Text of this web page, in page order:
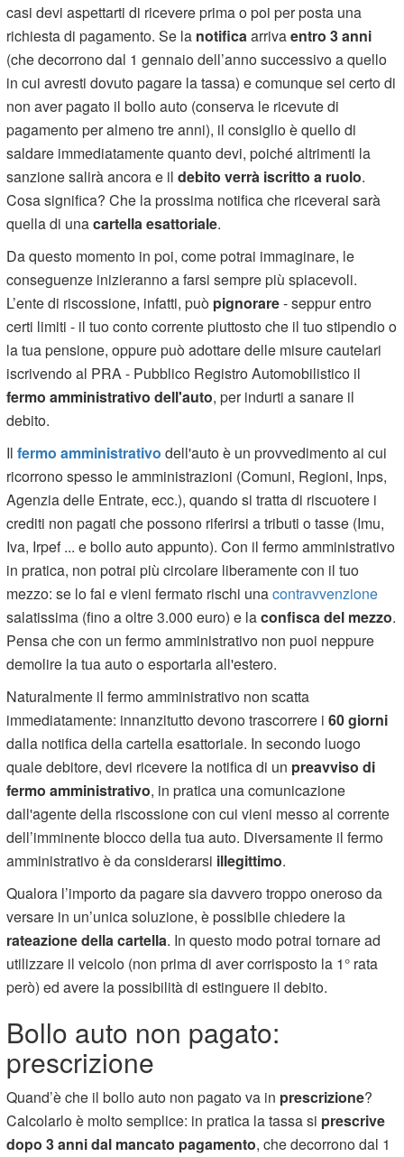
casi devi aspettarti di ricevere prima o poi per posta una
richiesta di pagamento. Se la notifica arrivaentro 3 anni
(che decorrono dal 1 gennaio dell’anno successivo a quello
in cui avresti dovuto pagare la tassa) e comunque sei certo di
non aver pagato il bollo auto (conserva le ricevute di
pagamento per almeno tre anni), il consiglio è quello di
saldare immediatamente quanto devi, poiché altrimenti la
sanzione salirà ancora e ildebito verrà iscritto a ruolo.
Cosa significa? Che la prossima notifica che riceverai sarà
quella di unacartella esattoriale.
Da questo momento in poi, come potrai immaginare, le
conseguenze inizieranno a farsi sempre più spiacevoli.
L’ente di riscossione, infatti, può pignorare- seppur entro
certi limiti - il tuo conto corrente piuttosto che il tuo stipendio o
la tua pensione, oppure può adottare delle misure cautelari
iscrivendo al PRA - Pubblico Registro Automobilistico il
fermo amministrativo dell'auto, per indurti a sanare il
debito.
Ilfermo amministrativo dell'auto è un provvedimento ai cui
ricorrono spesso le amministrazioni (Comuni, Regioni, Inps,
Agenzia delle Entrate, ecc.), quando si tratta di riscuotere i
crediti non pagati che possono riferirsi a tributi o tasse (Imu,
Iva, Irpef ... e bollo auto appunto). Con il fermo amministrativo
in pratica, non potrai più circolare liberamente con il tuo
mezzo: se lo fai e vieni fermato rischi unacontravvenzione
salatissima (fino a oltre 3.000 euro) e laconfisca del mezzo.
Pensa che con un fermo amministrativo non puoi neppure
demolire la tua auto o esportarla all'estero.
Naturalmente il fermo amministrativo non scatta
immediatamente: innanzitutto devono trascorrere i60 giorni
dalla notifica della cartella esattoriale. In secondo luogo
quale debitore, devi ricevere la notifica di un preavviso di
fermo amministrativo, in pratica una comunicazione
dall'agente della riscossione con cui vieni messo al corrente
dell’imminente blocco della tua auto. Diversamente il fermo
amministrativo è da considerarsi illegittimo.
Qualora l’importo da pagare sia davvero troppo oneroso da
versare in un’unica soluzione, è possibile chiedere la
rateazione della cartella. In questo modo potrai tornare ad
utilizzare il veicolo (non prima di aver corrisposto la 1° rata
però) ed avere la possibilità di estinguere il debito.
Bollo auto non pagato:
prescrizione
Quand’è che il bollo auto non pagato va in prescrizione?
Calcolarlo è molto semplice: in pratica la tassa si prescrive
dopo 3 anni dal mancato pagamento, che decorrono dal 1